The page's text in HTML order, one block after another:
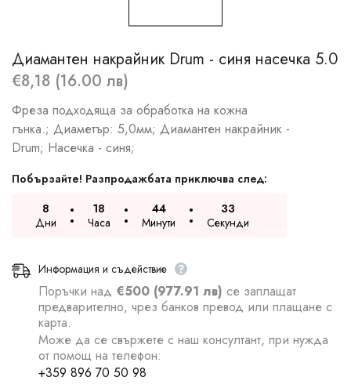
Диамантен накрайник Drum - синя насечка 5.0
€8,18 (16.00 лв)
Фреза подходяща за обработка на кожна
гънка.; Диаметър: 5,0мм; Диамантен накрайник -
Drum; Насечка - синя;
Побързайте! Разпродажбата приключва след:
8
Дни
18
Часа
44
Минути
33
Секунди
Информация и съдействие
Поръчки над €500 (977.91 лв) се заплащат
предварително, чрез банков превод или плащане с
карта.
Може да се свържете с наш консултант, при нужда
от помощ на телефон:
+359 896 70 50 98